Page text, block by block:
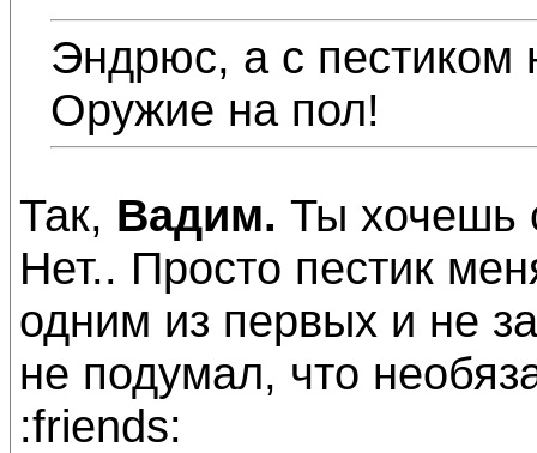
Эндрюс, а с пестиком
Оружие на пол!
Так, Вадим. Ты хочешь
Нет.. Просто пестик
одним из первых и не
не подумал, что
:friends: